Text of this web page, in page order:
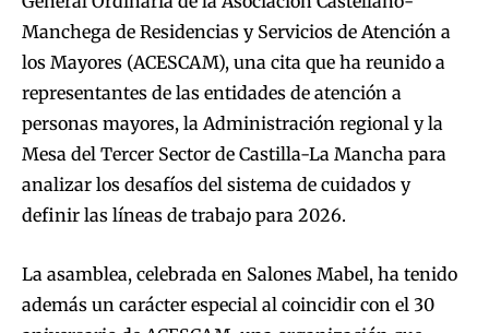
Manchega de Residencias y Servicios de Atención a
los Mayores (ACESCAM), una cita que ha reunido a
representantes de las entidades de atención a
personas mayores, la Administración regional y la
Mesa del Tercer Sector de Castilla-La Mancha para
analizar los desafíos del sistema de cuidados y
definir las líneas de trabajo para 2026.
La asamblea, celebrada en Salones Mabel, ha tenido
además un carácter especial al coincidir con el 30